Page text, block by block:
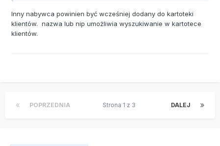
Inny nabywca powinien być wcześniej dodany do kartoteki
klientów. nazwa lub nip umożliwia wyszukiwanie w kartotece
klientów.
POPRZEDNIA DALEJ
Strona 1 z 3